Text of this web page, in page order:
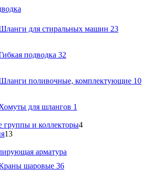
для стиральных машин 23
подводка 32
поливочные, комплектующие 10
для шлангов 1
группы и коллекторы4
13
арматура
шаровые 36